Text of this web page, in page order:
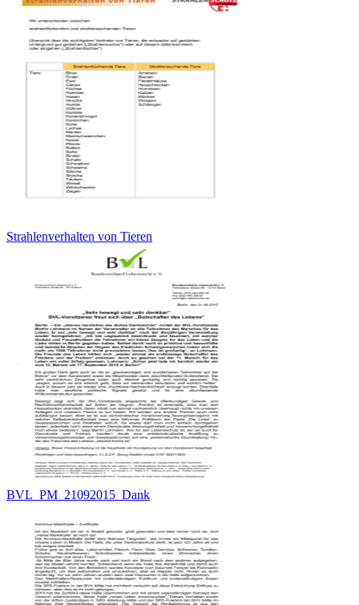
Strahlenverhalten von Tieren
BVL_PM_21092015_Dank